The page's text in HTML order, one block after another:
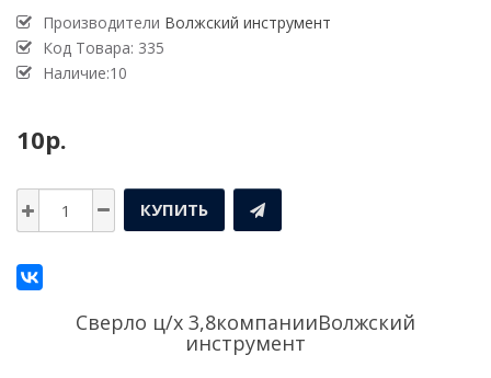
Производители Волжский инструмент
Код Товара: 335
Наличие:10
10р.
КУПИТЬ
Сверло ц/х 3,8компанииВолжский
инструмент